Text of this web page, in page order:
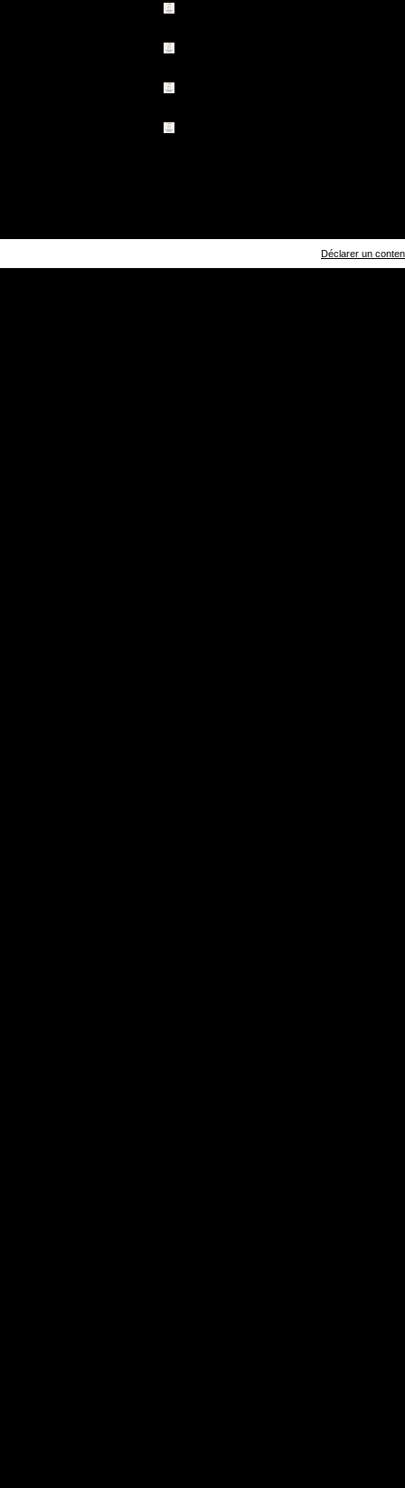
Déclarer un